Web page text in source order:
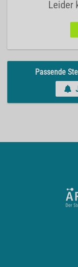
Leider
Passende